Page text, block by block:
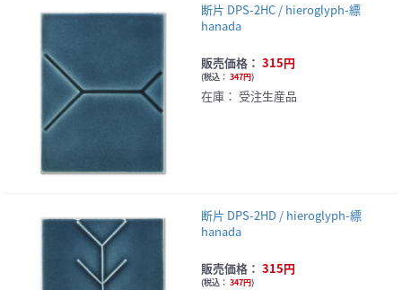
断片 DPS-2HC / hieroglyph-縹
hanada
販売価格： 315円
(税込： 347円)
在庫： 受注生産品
断片 DPS-2HD / hieroglyph-縹
hanada
販売価格： 315円
(税込： 347円)